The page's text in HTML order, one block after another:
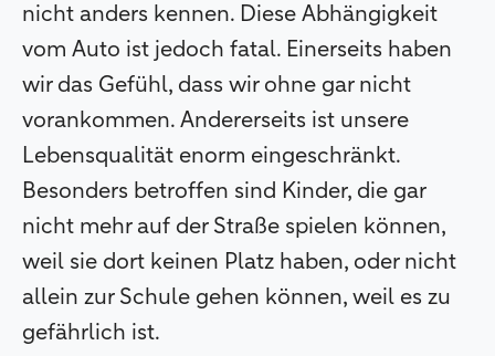
nicht anders kennen. Diese Abhängigkeit
vom Auto ist jedoch fatal. Einerseits haben
wir das Gefühl, dass wir ohne gar nicht
vorankommen. Andererseits ist unsere
Lebensqualität enorm eingeschränkt.
Besonders betroffen sind Kinder, die gar
nicht mehr auf der Straße spielen können,
weil sie dort keinen Platz haben, oder nicht
allein zur Schule gehen können, weil es zu
gefährlich ist.